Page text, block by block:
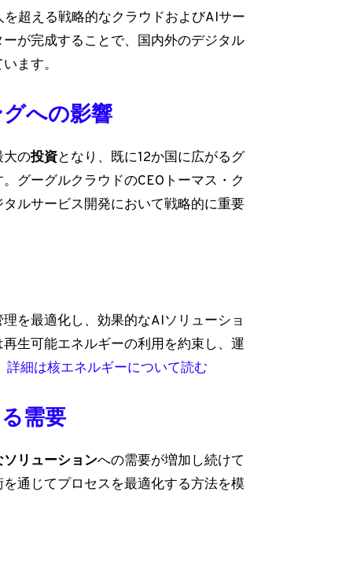
超える戦略的なクラウドおよびAIサー
が完成することで、国内外のデジタル
ます。
への影響
大の投資となり、既に12か国に広がるグ
グーグルクラウドのCEOトーマス・ク
ルサービス開発において戦略的に重要
理を最適化し、効果的なAIソリューショ
生可能エネルギーの利用を約束し、運
詳細は核エネルギーについて読む
需要
ソリューションへの需要が増加し続けて
通じてプロセスを最適化する方法を模